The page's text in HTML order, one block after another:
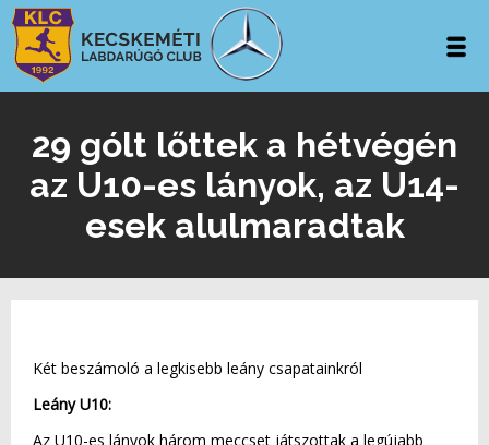
29 gólt lőttek a hétvégén
az U10-es lányok, az U14-
esek alulmaradtak
Két beszámoló a legkisebb leány csapatainkról
Leány U10:
Az U10-es lányok három meccset játszottak a legújabb